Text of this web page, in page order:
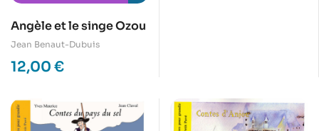
Angèle et le singe Ozou
Jean Benaut-Dubuis
12,00 €